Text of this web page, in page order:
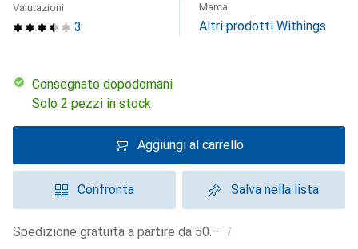
3
Valutazioni Marca
Altri prodotti Withings
Consegnato dopodomani
Solo 2 pezzi in stock
Aggiungi al carrello
Confronta Salva nella lista
Spedizione gratuita a partire da 50.– i